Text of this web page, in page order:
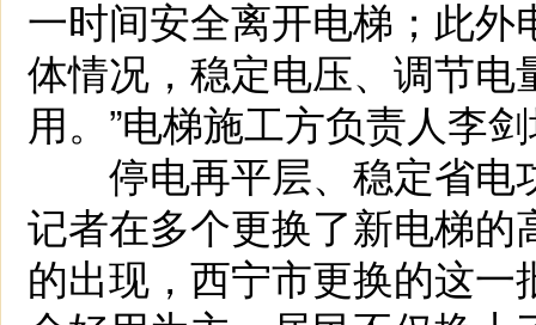
一时间安全离开电梯；此
体情况，稳定电压、调节
用。”电梯施工方负责人李
停电再平层、稳定省电
记者在多个更换了新电梯
的出现，西宁市更换的这